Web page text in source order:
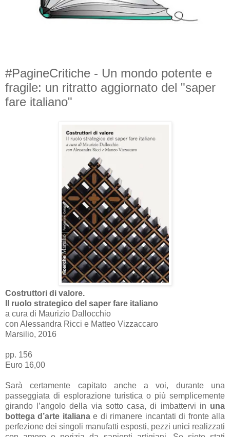
#PagineCritiche - Un mondo potente e
fragile: un ritratto aggiornato del "saper
fare italiano"
Costruttori di valore.
Il ruolo strategico del saper fare italiano
a cura di Maurizio Dallocchio
con Alessandra Ricci e Matteo Vizzaccaro
Marsilio, 2016
pp. 156
Euro 16,00
Sarà certamente capitato anche a voi, durante una
passeggiata di esplorazione turistica o più semplicemente
girando l’angolo della via sotto casa, di imbattervi in una
bottega d’arte italianae di rimanere incantati di fronte alla
perfezione dei singoli manufatti esposti, pezzi unici realizzati